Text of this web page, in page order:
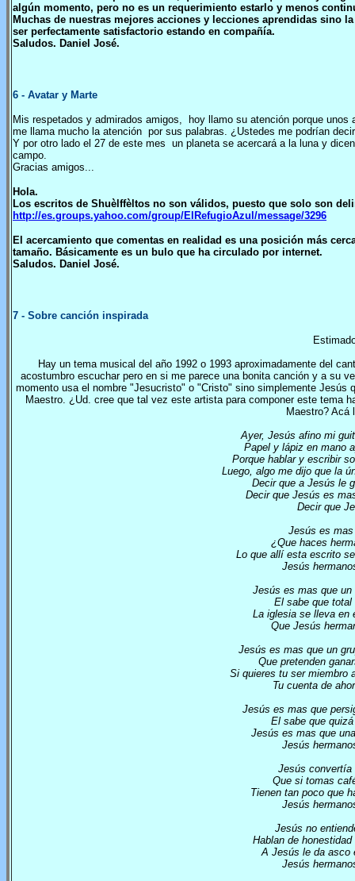
algún momento, pero no es un requerimiento estarlo y menos
Muchas de nuestras mejores acciones y lecciones aprendidas sino
ser perfectamente satisfactorio estando en compañía.
Saludos. Daniel José.
6 - Avatar y Marte
Mis respetados y admirados amigos, hoy llamo su atención porque
me llama mucho la atención por sus palabras. ¿Ustedes me podrían
Y por otro lado el 27 de este mes un planeta se acercará a la luna y
campo.
Gracias amigos...
Hola.
Los escritos de Shuèlffèltos no son válidos, puesto que solo son
http://es.groups.yahoo.com/group/ElRefugioAzul/message/3296
El acercamiento que comentas en realidad es una posición más
tamaño. Básicamente es un bulo que ha circulado por internet.
Saludos. Daniel José.
7 - Sobre canción inspirada
Hay un tema musical del año 1992 o 1993 aproximadamente del
acostumbro escuchar pero en si me parece una bonita canción y a su
momento usa el nombre "Jesucristo" o "Cristo" sino simplemente
Maestro. ¿Ud. cree que tal vez este artista para componer este tema
Maestro? Acá
Ayer, Jesús afino mi
Papel y lápiz en mano
Porque hablar y escribir
Luego, algo me dijo que la
Decir que a Jesús le
Decir que Jesús es
Decir que
Jesús es
¿Que haces
Lo que allí esta escrito
Jesús
Jesús es mas que un
El sabe que
La iglesia se lleva en
Que Jesús
Jesús es mas que un
Que pretenden
Si quieres tu ser miembro
Tu cuenta de
Jesús es mas que
El sabe que
Jesús es mas que
Jesús
Jesús convertía
Que si tomas
Tienen tan poco que
Jesús
Jesús no
Hablan de
A Jesús le da asco
Jesús